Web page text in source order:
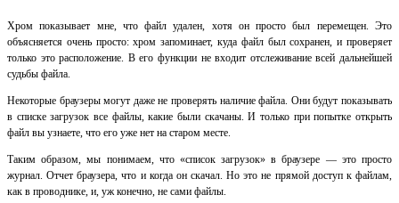
Хром показывает мне, что файл удален, хотя он просто был перемещен. Это
объясняется очень просто: хром запоминает, куда файл был сохранен, и проверяет
только это расположение. В его функции не входит отслеживание всей дальнейшей
судьбы файла.
Некоторые браузеры могут даже не проверять наличие файла. Они будут показывать
в списке загрузок все файлы, какие были скачаны. И только при попытке открыть
файл вы узнаете, что его уже нет на старом месте.
Таким образом, мы понимаем, что «список загрузок» в браузере — это просто
журнал. Отчет браузера, что и когда он скачал. Но это не прямой доступ к файлам,
как в проводнике, и, уж конечно, не сами файлы.